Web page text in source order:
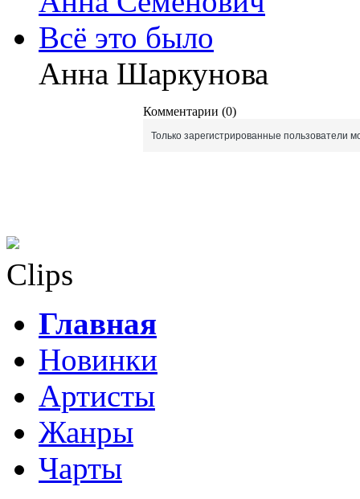
Всё это было
Анна Шаркунова
Комментарии (0)
Только зарегистрированные пользователи
Clips
Главная
Новинки
Артисты
Жанры
Чарты